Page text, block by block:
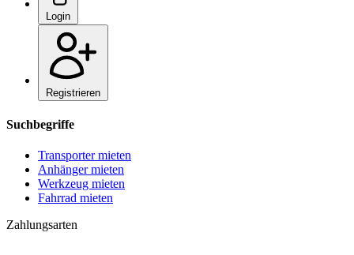
Login
Registrieren
Suchbegriffe
Transporter mieten
Anhänger mieten
Werkzeug mieten
Fahrrad mieten
Zahlungsarten